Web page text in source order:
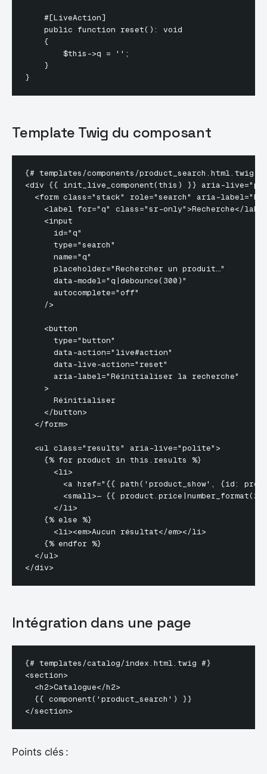
    #[LiveAction]
    public function reset(): void
    {
        $this->q = '';
    }
Template Twig du composant
{# templates/components/product_search.html.twig
<div {{ init_live_component(this) }} aria-
<form class="stack" role="search" aria-
<label for="q" class="sr-only">Recherche</
    <input
      id="q"
      type="search"
      name="q"
      placeholder="Rechercher un produit…"
      data-model="q|debounce(300)"
      autocomplete="off"
    />
    <button
      type="button"
      data-action="live#action"
      data-live-action="reset"
      aria-label="Réinitialiser la recherche"
    >
      Réinitialiser
    </button>
  </form>
  <ul class="results" aria-live="polite">
    {% for product in this.results %}
      <li>
<a href="{{ path('product_show', {id:
<small>— {{
      </li>
    {% else %}
      <li><em>Aucun résultat</em></li>
    {% endfor %}
  </ul>
Intégration dans une page
{# templates/catalog/index.html.twig #}
<section>
  <h2>Catalogue</h2>
  {{ component('product_search') }}
Points clés :